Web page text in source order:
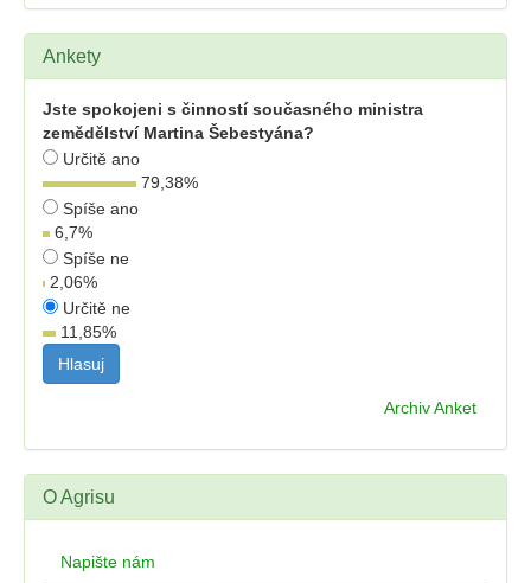
Ankety
Jste spokojeni s činností současného ministra
zemědělství Martina Šebestyána?
Určitě ano
79,38%
Spíše ano
6,7%
Spíše ne
2,06%
Určitě ne
11,85%
Archiv Anket
O Agrisu
Napište nám